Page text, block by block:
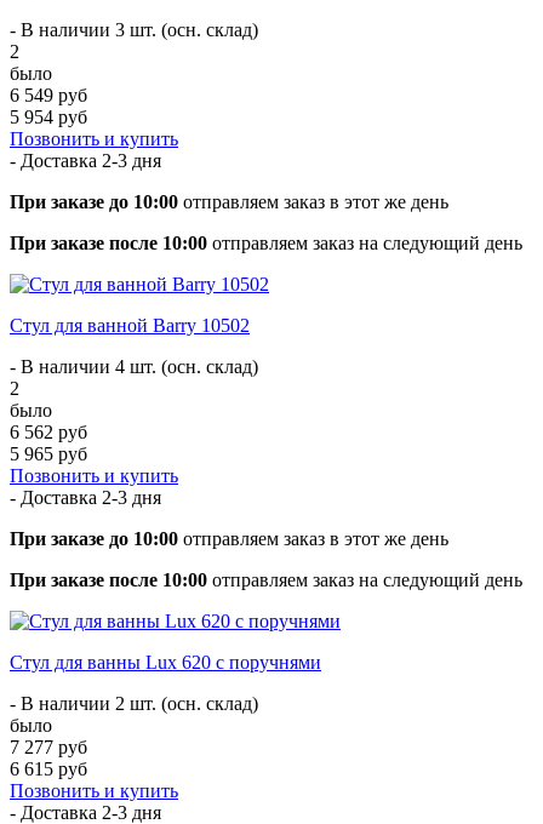
- В наличии 3 шт. (осн. склад)
2
было
6 549 руб
5 954 руб
Позвонить и купить
- Доставка 2-3 дня
При заказе до 10:00 отправляем заказ в этот же день
При заказе после 10:00 отправляем заказ на следующий день
Стул для ванной Barry 10502
- В наличии 4 шт. (осн. склад)
2
было
6 562 руб
5 965 руб
Позвонить и купить
- Доставка 2-3 дня
При заказе до 10:00 отправляем заказ в этот же день
При заказе после 10:00 отправляем заказ на следующий день
Стул для ванны Lux 620 с поручнями
- В наличии 2 шт. (осн. склад)
было
7 277 руб
6 615 руб
Позвонить и купить
- Доставка 2-3 дня